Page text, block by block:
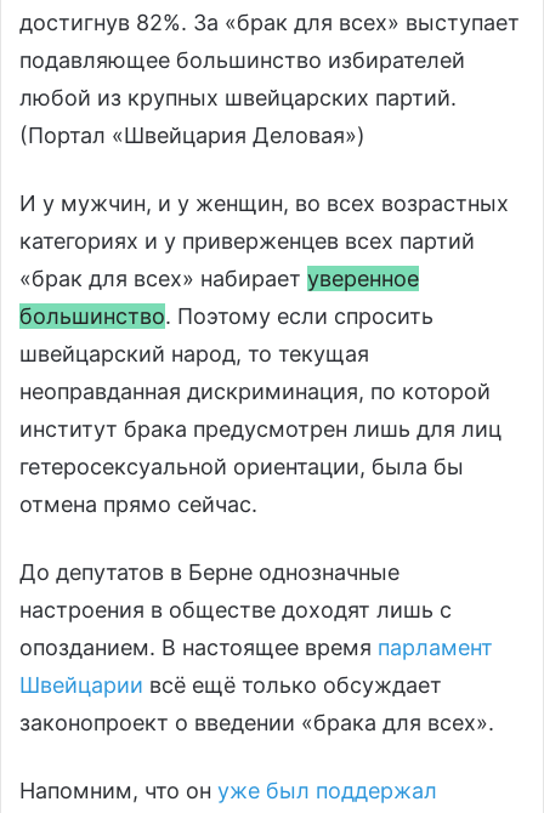
достигнув 82%. За «брак для всех» выступает
подавляющее большинство избирателей
любой из крупных швейцарских партий.
(Портал «Швейцария Деловая»)
И у мужчин, и у женщин, во всех возрастных
категориях и у приверженцев всех партий
«брак для всех» набирает уверенное
большинство. Поэтому если спросить
швейцарский народ, то текущая
неоправданная дискриминация, по которой
институт брака предусмотрен лишь для лиц
гетеросексуальной ориентации, была бы
отмена прямо сейчас.
До депутатов в Берне однозначные
настроения в обществе доходят лишь с
опозданием. В настоящее время парламент
Швейцарии всё ещё только обсуждает
законопроект о введении «брака для всех».
Напомним, что он уже был поддержал